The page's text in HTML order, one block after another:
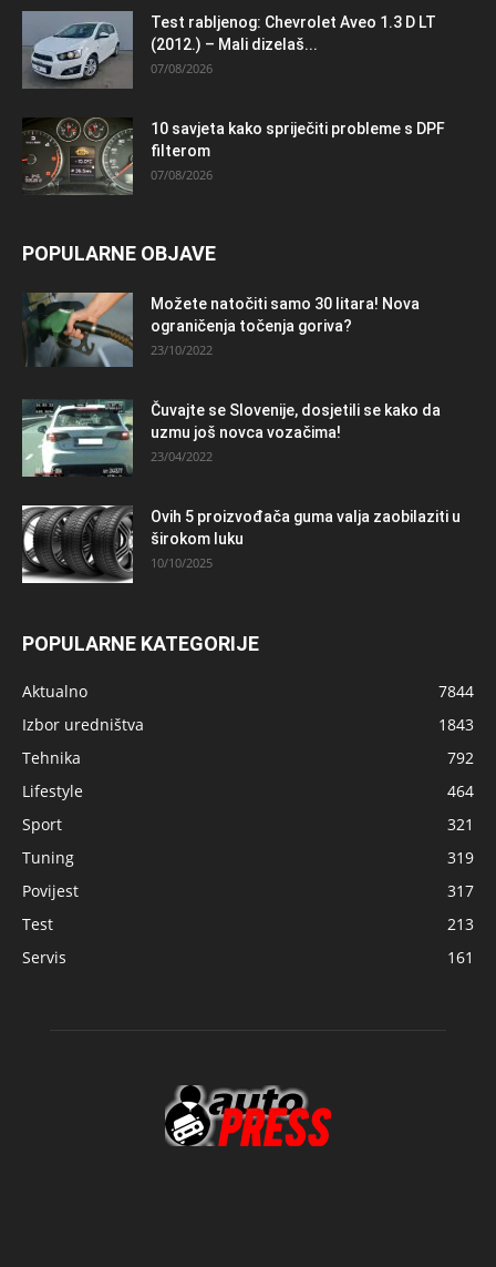
Test rabljenog: Chevrolet Aveo 1.3 D LT
(2012.) – Mali dizelaš...
07/08/2026
10 savjeta kako spriječiti probleme s DPF
filterom
07/08/2026
POPULARNE OBJAVE
Možete natočiti samo 30 litara! Nova
ograničenja točenja goriva?
23/10/2022
Čuvajte se Slovenije, dosjetili se kako da
uzmu još novca vozačima!
23/04/2022
Ovih 5 proizvođača guma valja zaobilaziti u
širokom luku
10/10/2025
POPULARNE KATEGORIJE
Aktualno
7844
Izbor uredništva
1843
Tehnika
792
Lifestyle
464
Sport
321
Tuning
319
Povijest
317
Test
213
Servis
161